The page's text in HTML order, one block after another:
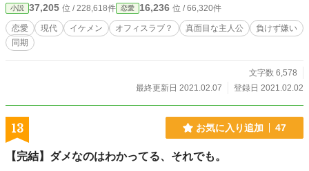
小説 37,205 位 / 228,618件 恋愛 16,236 位 / 66,320件
恋愛 現代 イケメン オフィスラブ？ 真面目な主人公
負けず嫌い
同期
文字数 6,578
最終更新日 2021.02.07
登録日 2021.02.02
13 お気に入り追加 47
【完結】ダメなのはわかってる、それでも。